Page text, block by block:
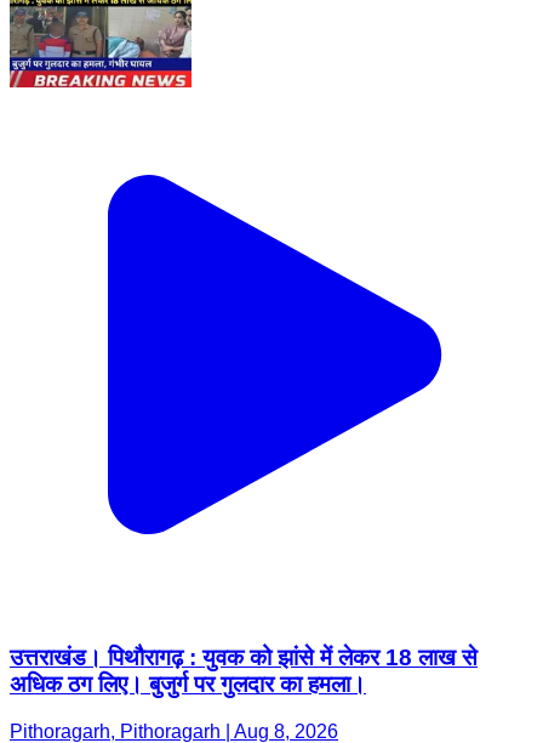
उत्तराखंड। पिथौरागढ़ : युवक को झांसे में लेकर 18 लाख से
अधिक ठग लिए। बुजुर्ग पर गुलदार का हमला।
Pithoragarh, Pithoragarh | Aug 8, 2026